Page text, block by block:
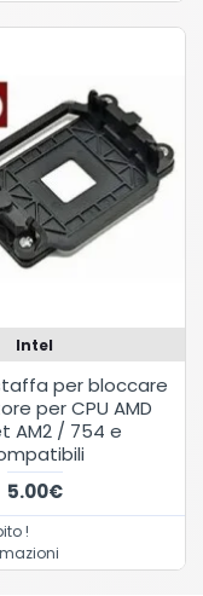
Intel
per bloccare
per CPU AMD
AM2 / 754 e
5.00€
!